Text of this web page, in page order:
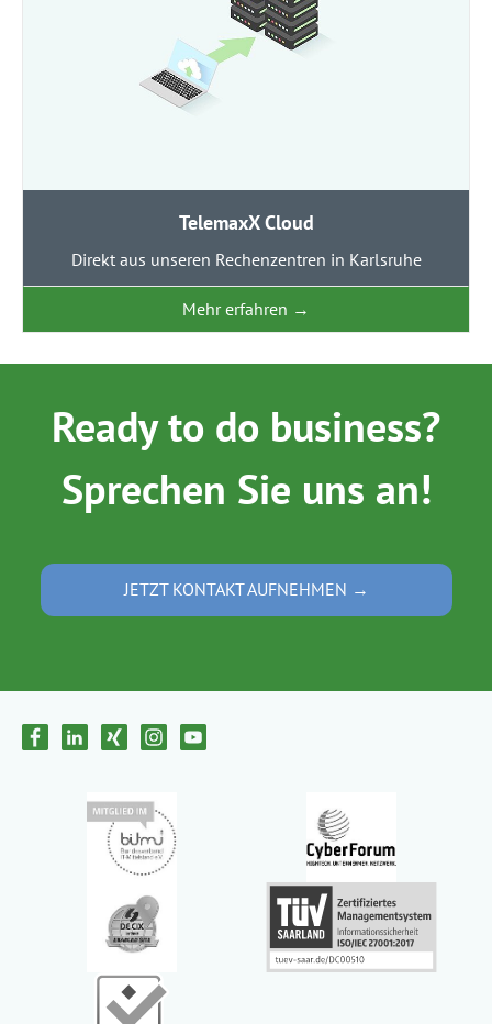
TelemaxX Cloud
Direkt aus unseren Rechenzentren in Karlsruhe
Mehr erfahren →
Ready to do business?
Sprechen Sie uns an!
JETZT KONTAKT AUFNEHMEN →